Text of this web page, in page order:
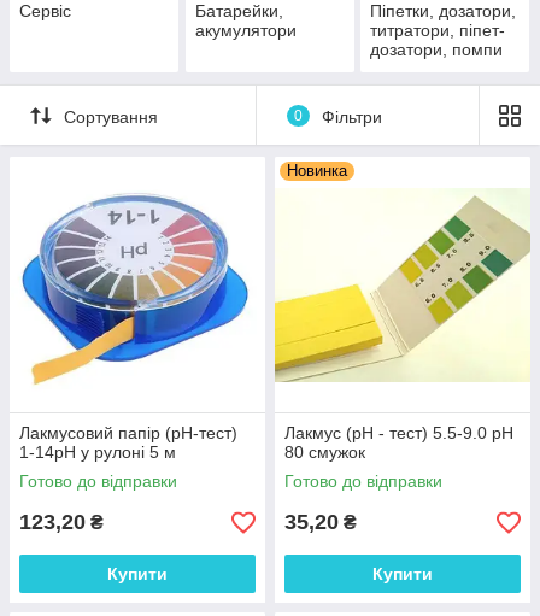
Сервіс
Батарейки,
акумулятори
Піпетки, дозатори,
титратори, піпет-
дозатори, помпи
Сортування 0 Фільтри
Лакмусовий папір (pH-тест)
1-14рН у рулоні 5 м
Готово до відправки
123,20 ₴
Купити
Новинка
Лакмус (рН - тест) 5.5-9.0 рН
80 смужок
Готово до відправки
35,20 ₴
Купити